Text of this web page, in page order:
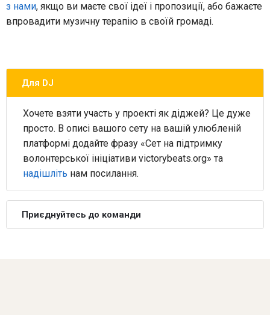
з нами, якщо ви маєте свої ідеї і пропозиції, або бажаєте
впровадити музичну терапію в своїй громаді.
Для DJ
Хочете взяти участь у проекті як діджей? Це дуже
просто. В описі вашого сету на вашій улюбленій
платформі додайте фразу «Сет на підтримку
волонтерської ініціативи victorybeats.org» та
надішліть нам посилання.
Приєднуйтесь до команди